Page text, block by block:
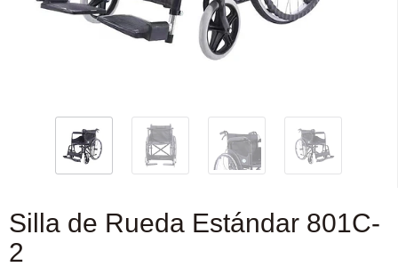
Silla de Rueda Estándar 801C-
2